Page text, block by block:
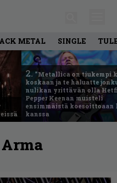
METAL SINGLE
2. ”Metallica on tiukempi
koskaan ja te haluatte
nulikan yrittävän olla
Pepper Keenan muisteli
ensimmäistä
kanssa